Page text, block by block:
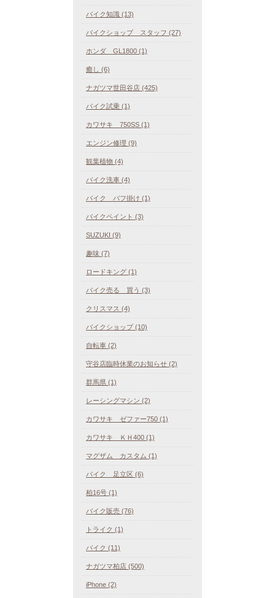
バイク知識 (13)
バイクショップ スタッフ (27)
ホンダ GL1800 (1)
癒し (6)
ナガツマ世田谷店 (425)
バイク試乗 (1)
カワサキ 750SS (1)
エンジン修理 (9)
観葉植物 (4)
バイク洗車 (4)
バイク バフ掛け (1)
バイクペイント (3)
SUZUKI (9)
趣味 (7)
ロードキング (1)
バイク売る 買う (3)
クリスマス (4)
バイクショップ (10)
自転車 (2)
守谷店臨時休業のお知らせ (2)
群馬県 (1)
レーシングマシン (2)
カワサキ ゼファー750 (1)
カワサキ ＫＨ400 (1)
マグザム カスタム (1)
バイク 足立区 (6)
柏16号 (1)
バイク販売 (76)
トライク (1)
バイク (11)
ナガツマ柏店 (500)
iPhone (2)